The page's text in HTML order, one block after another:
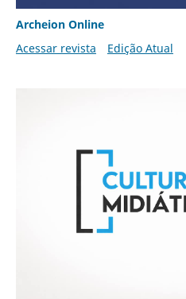
Archeion Online
Acessar revista
Edição Atual